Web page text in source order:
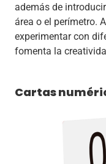
además de
área o el perímetro.
experimentar con
fomenta la
Cartas